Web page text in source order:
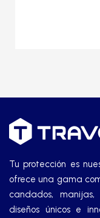
TANKE
Tu protección es
ofrece una gama
candados,
diseños únicos e